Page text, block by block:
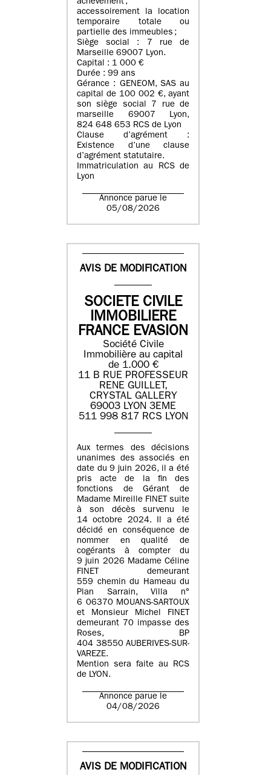
achèvement ;
accessoirement la location
temporaire totale ou
partielle des immeubles ;
Siège social : 7 rue de
Marseille 69007 Lyon.
Capital : 1 000 €
Durée : 99 ans
Gérance : GENEOM, SAS au
capital de 100 002 €, ayant
son siège social 7 rue de
marseille 69007 Lyon,
824 648 653 RCS de Lyon
Clause d’agrément :
Existence d’une clause
d’agrément statutaire.
Immatriculation au RCS de
Lyon
Annonce parue le
05/08/2026
AVIS DE MODIFICATION
SOCIETE CIVILE
IMMOBILIERE
FRANCE EVASION
Société Civile
Immobilière au capital
de 1.000 €
11 B RUE PROFESSEUR
RENE GUILLET,
CRYSTAL GALLERY
69003 LYON 3EME
511 998 817 RCS LYON
Aux termes des décisions
unanimes des associés en
date du 9 juin 2026, il a été
pris acte de la fin des
fonctions de Gérant de
Madame Mireille FINET suite
à son décès survenu le
14 octobre 2024. Il a été
décidé en conséquence de
nommer en qualité de
cogérants à compter du
9 juin 2026 Madame Céline
FINET demeurant
559 chemin du Hameau du
Plan Sarrain, Villa n°
6 06370 MOUANS-SARTOUX
et Monsieur Michel FINET
demeurant 70 impasse des
Roses, BP
404 38550 AUBERIVES-SUR-
VAREZE.
Mention sera faite au RCS
de LYON.
Annonce parue le
04/08/2026
AVIS DE MODIFICATION